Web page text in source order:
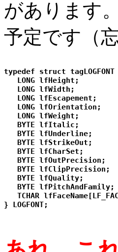
があります
予定です（
typedef struct
   LONG lfHeight;
   LONG lfWidth;
   LONG lfEscapement;
   LONG lfOrientation;
   LONG lfWeight;
   BYTE lfItalic;
   BYTE lfUnderline;
   BYTE lfStrikeOut;
   BYTE lfCharSet;
   BYTE lfOutPrecision;
   BYTE lfClipPrecision;
   BYTE lfQuality;
   BYTE lfPitchAndFamily;
TCHAR